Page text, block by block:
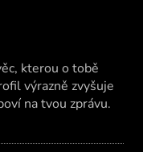
kterou o tobě
výrazně zvyšuje
na tvou zprávu.